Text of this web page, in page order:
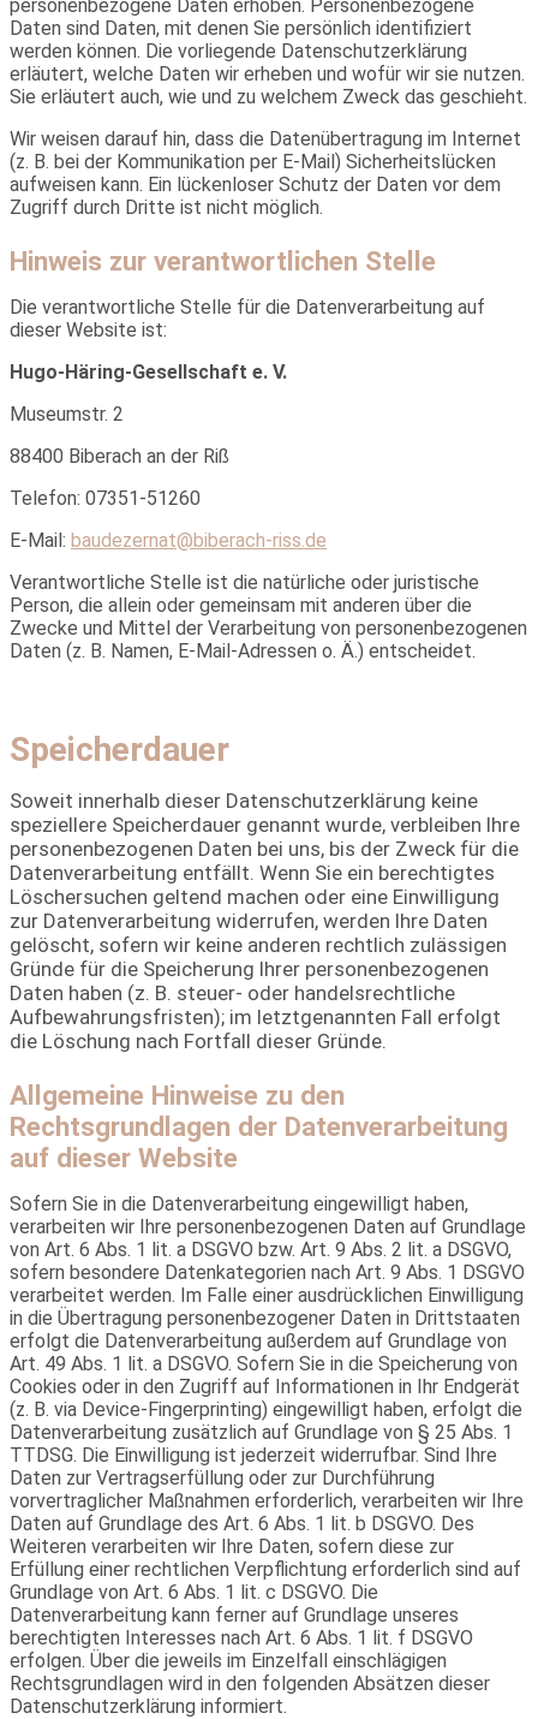
personenbezogene Daten erhoben. Personenbezogene
Daten sind Daten, mit denen Sie persönlich identifiziert
werden können. Die vorliegende Datenschutzerklärung
erläutert, welche Daten wir erheben und wofür wir sie nutzen.
Sie erläutert auch, wie und zu welchem Zweck das geschieht.
Wir weisen darauf hin, dass die Datenübertragung im Internet
(z. B. bei der Kommunikation per E-Mail) Sicherheitslücken
aufweisen kann. Ein lückenloser Schutz der Daten vor dem
Zugriff durch Dritte ist nicht möglich.
Hinweis zur verantwortlichen Stelle
Die verantwortliche Stelle für die Datenverarbeitung auf
dieser Website ist:
H ugo-Häring-Gesellschaft e. V.
Museumstr. 2
88400 Biberach an der Riß
Telefon: 07351-51260
E-Mail: baudezernat@biberach-riss.de
Verantwortliche Stelle ist die natürliche oder juristische
Person, die allein oder gemeinsam mit anderen über die
Zwecke und Mittel der Verarbeitung von personenbezogenen
Daten (z. B. Namen, E-Mail-Adressen o. Ä.) entscheidet.
Speicherdauer
Soweit innerhalb dieser Datenschutzerklärung keine
speziellere Speicherdauer genannt wurde, verbleiben Ihre
personenbezogenen Daten bei uns, bis der Zweck für die
Datenverarbeitung entfällt. Wenn Sie ein berechtigtes
Löschersuchen geltend machen oder eine Einwilligung
zur Datenverarbeitung widerrufen, werden Ihre Daten
gelöscht, sofern wir keine anderen rechtlich zulässigen
Gründe für die Speicherung Ihrer personenbezogenen
Daten haben (z. B. steuer- oder handelsrechtliche
Aufbewahrungsfristen); im letztgenannten Fall erfolgt
die Löschung nach Fortfall dieser Gründe.
Allgemeine Hinweise zu den
Rechtsgrundlagen der Datenverarbeitung
auf dieser Website
Sofern Sie in die Datenverarbeitung eingewilligt haben,
verarbeiten wir Ihre personenbezogenen Daten auf Grundlage
von Art. 6 Abs. 1 lit. a DSGVO bzw. Art. 9 Abs. 2 lit. a DSGVO,
sofern besondere Datenkategorien nach Art. 9 Abs. 1 DSGVO
verarbeitet werden. Im Falle einer ausdrücklichen Einwilligung
in die Übertragung personenbezogener Daten in Drittstaaten
erfolgt die Datenverarbeitung außerdem auf Grundlage von
Art. 49 Abs. 1 lit. a DSGVO. Sofern Sie in die Speicherung von
Cookies oder in den Zugriff auf Informationen in Ihr Endgerät
(z. B. via Device-Fingerprinting) eingewilligt haben, erfolgt die
Datenverarbeitung zusätzlich auf Grundlage von § 25 Abs. 1
TTDSG. Die Einwilligung ist jederzeit widerrufbar. Sind Ihre
Daten zur Vertragserfüllung oder zur Durchführung
vorvertraglicher Maßnahmen erforderlich, verarbeiten wir Ihre
Daten auf Grundlage des Art. 6 Abs. 1 lit. b DSGVO. Des
Weiteren verarbeiten wir Ihre Daten, sofern diese zur
Erfüllung einer rechtlichen Verpflichtung erforderlich sind auf
Grundlage von Art. 6 Abs. 1 lit. c DSGVO. Die
Datenverarbeitung kann ferner auf Grundlage unseres
berechtigten Interesses nach Art. 6 Abs. 1 lit. f DSGVO
erfolgen. Über die jeweils im Einzelfall einschlägigen
Rechtsgrundlagen wird in den folgenden Absätzen dieser
Datenschutzerklärung informiert.